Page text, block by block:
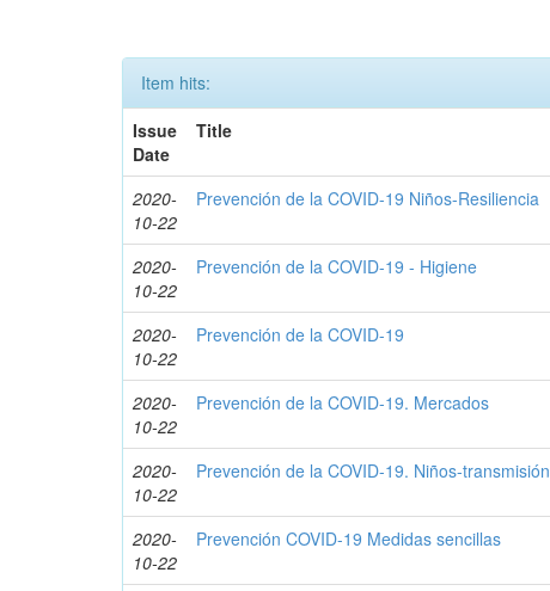
Item hits:
Issue
Date
Title
2020-
10-22
Prevención de la COVID-19 Niños-Resiliencia
2020-
10-22
Prevención de la COVID-19 - Higiene
2020-
10-22
Prevención de la COVID-19
2020-
10-22
Prevención de la COVID-19. Mercados
2020-
10-22
Prevención de la COVID-19. Niños-transmisión
2020-
10-22
Prevención COVID-19 Medidas sencillas